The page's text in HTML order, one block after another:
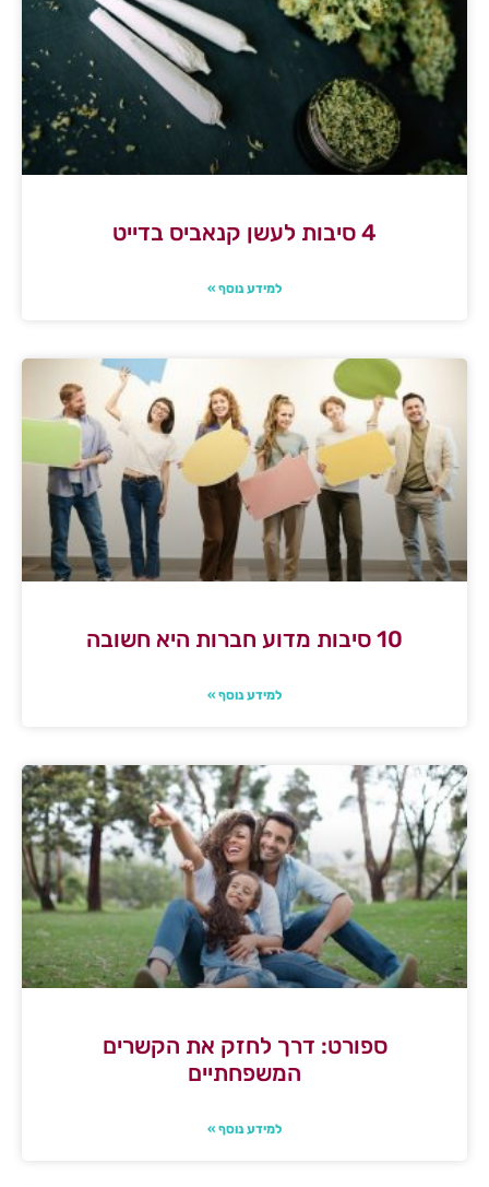
4 סיבות לעשן קנאביס בדייט
למידע נוסף »
10 סיבות מדוע חברות היא חשובה
למידע נוסף »
ספורט: דרך לחזק את הקשרים
המשפחתיים
למידע נוסף »